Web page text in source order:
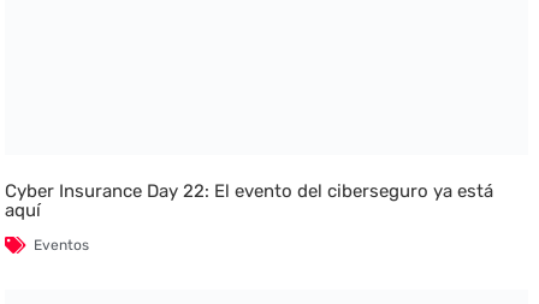
Cyber Insurance Day 22: El evento del ciberseguro ya está
aquí
Eventos